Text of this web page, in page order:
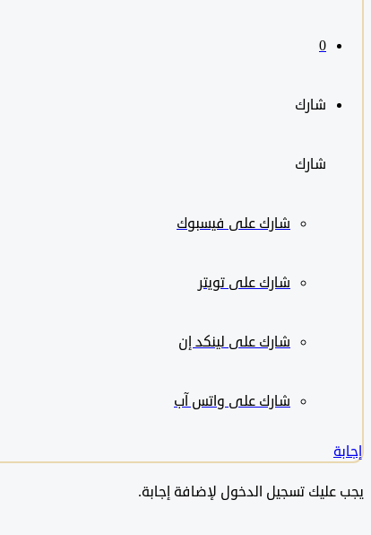
0
شارك
شارك
شارك على فيسبوك
شارك على تويتر
شارك على لينكد إن
شارك على واتس آب
إجابة
يجب عليك تسجيل الدخول لإضافة إجابة.